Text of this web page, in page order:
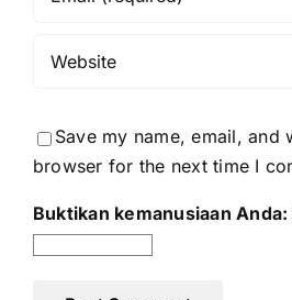
Save my name, email, and
browser for the next time I
Buktikan kemanusiaan Anda: